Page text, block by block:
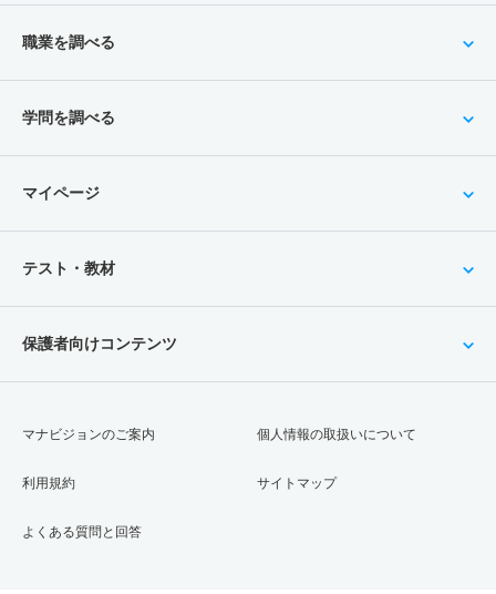
職業を調べる
学問を調べる
マイページ
テスト・教材
保護者向けコンテンツ
マナビジョンのご案内
利用規約
よくある質問と回答
個人情報の取扱いについて
サイトマップ